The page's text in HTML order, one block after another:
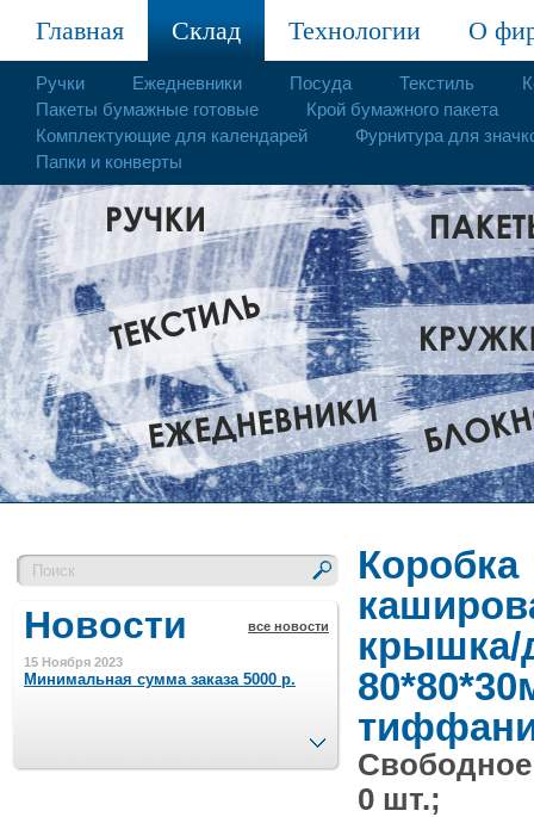
Главная Склад Технологии О
Ручки Ежедневники Посуда Текстиль
Пакеты бумажные готовые
Крой бумажного пакета
Комплектующие для календарей
Фурнитура для
Папки и конверты
Новости все новости
15 Ноября 2023
Минимальная сумма заказа 5000 р.
Шляпные коробочки производим
След.
Коробка
крышка/
0 шт.;